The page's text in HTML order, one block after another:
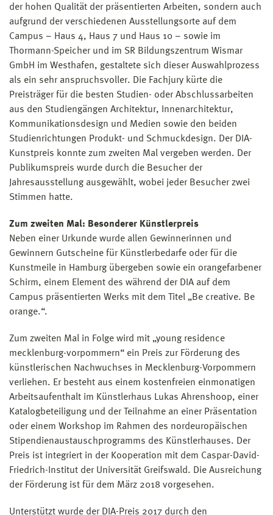
der hohen Qualität der präsentierten Arbeiten, sondern auch
aufgrund der verschiedenen Ausstellungsorte auf dem
Campus – Haus 4, Haus 7 und Haus 10 – sowie im
Thormann-Speicher und im SR Bildungszentrum Wismar
GmbH im Westhafen, gestaltete sich dieser Auswahlprozess
als ein sehr anspruchsvoller. Die Fachjury kürte die
Preisträger für die besten Studien- oder Abschlussarbeiten
aus den Studiengängen Architektur, Innenarchitektur,
Kommunikationsdesign und Medien sowie den beiden
Studienrichtungen Produkt- und Schmuckdesign. Der DIA-
Kunstpreis konnte zum zweiten Mal vergeben werden. Der
Publikumspreis wurde durch die Besucher der
Jahresausstellung ausgewählt, wobei jeder Besucher zwei
Stimmen hatte.
Zum zweiten Mal: Besonderer Künstlerpreis
Neben einer Urkunde wurde allen Gewinnerinnen und
Gewinnern Gutscheine für Künstlerbedarfe oder für die
Kunstmeile in Hamburg übergeben sowie ein orangefarbener
Schirm, einem Element des während der DIA auf dem
Campus präsentierten Werks mit dem Titel „Be creative. Be
orange.“.
Zum zweiten Mal in Folge wird mit „young residence
mecklenburg-vorpommern“ ein Preis zur Förderung des
künstlerischen Nachwuchses in Mecklenburg-Vorpommern
verliehen. Er besteht aus einem kostenfreien einmonatigen
Arbeitsaufenthalt im Künstlerhaus Lukas Ahrenshoop, einer
Katalogbeteiligung und der Teilnahme an einer Präsentation
oder einem Workshop im Rahmen des nordeuropäischen
Stipendienaustauschprogramms des Künstlerhauses. Der
Preis ist integriert in der Kooperation mit dem Caspar-David-
Friedrich-Institut der Universität Greifswald. Die Ausreichung
der Förderung ist für dem März 2018 vorgesehen.
Unterstützt wurde der DIA-Preis 2017 durch den